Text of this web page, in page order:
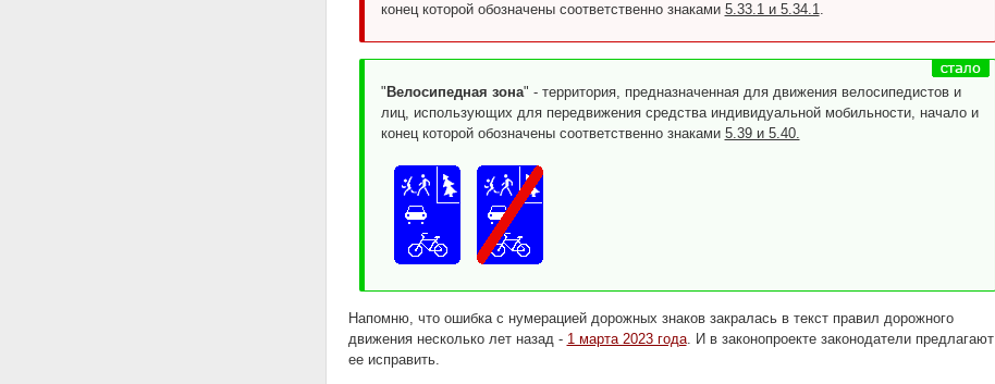
конец которой обозначены соответственно знаками 5.33.1 и 5.34.1.
" Велосипедная зона" - территория, предназначенная для движения велосипедистов и
лиц, использующих для передвижения средства индивидуальной мобильности, начало и
конец которой обозначены соответственно знаками 5.39 и 5.40.
Напомню, что ошибка с нумерацией дорожных знаков закралась в текст правил дорожного
движения несколько лет назад - 1 марта 2023 года. И в законопроекте законодатели предлагают
ее исправить.